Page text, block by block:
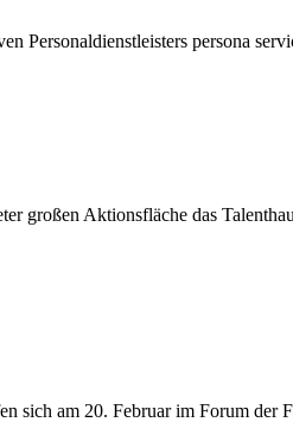
Personaldienstleisters persona
großen Aktionsfläche das
sich am 20. Februar im Forum der